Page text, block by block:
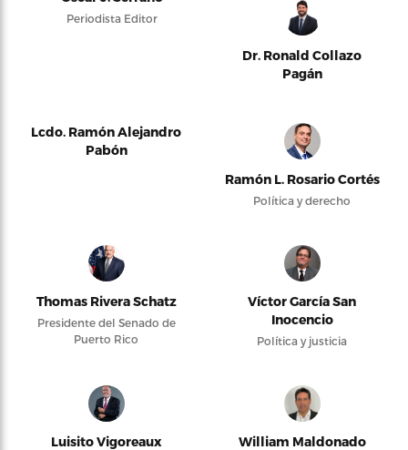
Periodista Editor
Dr. Ronald Collazo
Pagán
Lcdo. Ramón Alejandro
Pabón
Ramón L. Rosario Cortés
Política y derecho
Thomas Rivera Schatz
Presidente del Senado de
Puerto Rico
Víctor García San
Inocencio
Política y justicia
Luisito Vigoreaux William Maldonado